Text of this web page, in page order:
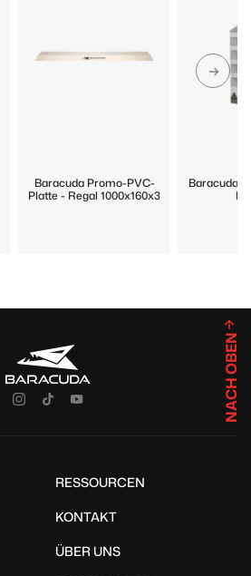
Baracuda Promo-PVC-
Platte - Regal 1000x160x3
Baracuda
RESSOURCEN
KONTAKT
ÜBER UNS
NACH OBEN